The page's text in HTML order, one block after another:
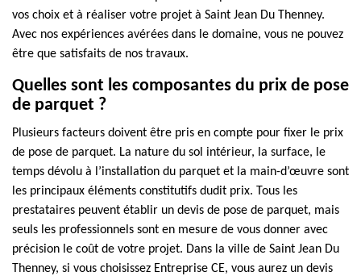
vos choix et à réaliser votre projet à Saint Jean Du Thenney.
Avec nos expériences avérées dans le domaine, vous ne pouvez
être que satisfaits de nos travaux.
Quelles sont les composantes du prix de pose
de parquet ?
Plusieurs facteurs doivent être pris en compte pour fixer le prix
de pose de parquet. La nature du sol intérieur, la surface, le
temps dévolu à l’installation du parquet et la main-d’œuvre sont
les principaux éléments constitutifs dudit prix. Tous les
prestataires peuvent établir un devis de pose de parquet, mais
seuls les professionnels sont en mesure de vous donner avec
précision le coût de votre projet. Dans la ville de Saint Jean Du
Thenney, si vous choisissez Entreprise CE, vous aurez un devis